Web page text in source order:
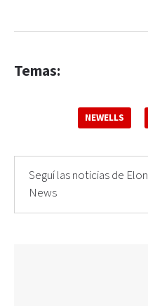
Temas:
NEWELLS
Seguí las noticias de
News